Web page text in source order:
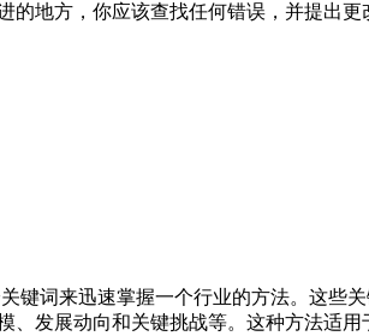
地方，你应该查找任何错误，并提出
键词来迅速掌握一个行业的方法。这些
发展动向和关键挑战等。这种方法适